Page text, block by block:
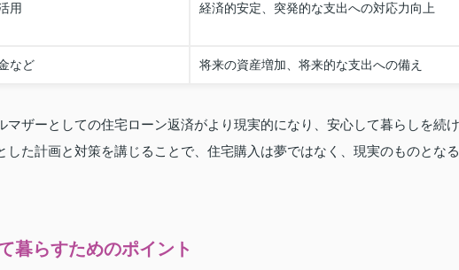
用 経済的安定、突発的な支出への対応力向上
など 将来の資産増加、将来的な支出への備え
マザーとしての住宅ローン返済がより現実的になり、安心して暮らしを続け
した計画と対策を講じることで、住宅購入は夢ではなく、現実のものとなる
暮らすためのポイント